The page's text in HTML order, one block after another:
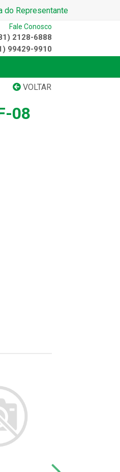
do Representante
Fale Conosco
2128-6888
99429-9910
VOLTAR
08